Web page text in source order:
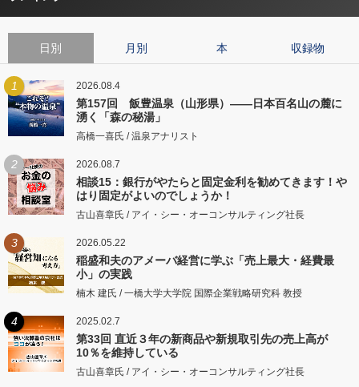
日別 月別 本 収録物
1 2026.08.4
第157回 飯豊温泉（山形県）――日本百名山の麓に
湧く「森の秘湯」
高橋一喜氏 / 温泉アナリスト
2 2026.08.7
相談15：銀行がやたらと固定金利を勧めてきます！や
はり固定がよいのでしょうか！
古山喜章氏 / アイ・シー・オーコンサルティング社長
3 2026.05.22
稲盛和夫のアメーバ経営に学ぶ「売上最大・経費最
小」の実践
楠木 建氏 / 一橋大学大学院 国際企業戦略研究科 教授
4 2025.02.7
第33回 直近３年の新商品や新規取引先の売上高が
10％を維持している
古山喜章氏 / アイ・シー・オーコンサルティング社長